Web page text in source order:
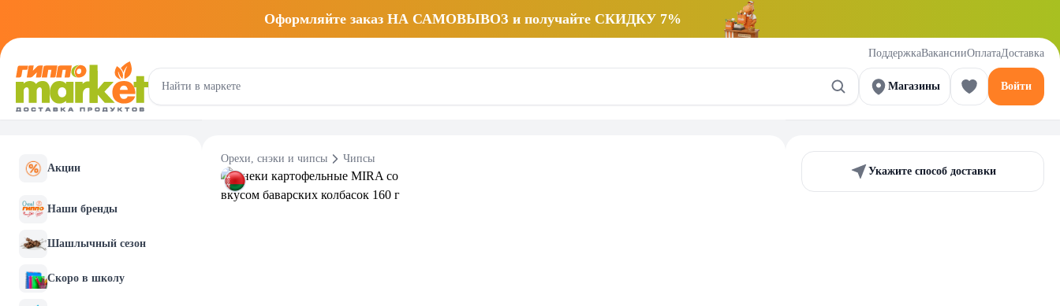
Оформляйте заказ НА САМОВЫВОЗ и получайте СКИДКУ 7%
ПоддержкаВакансииОплатаДоставка
Магазины Войти
Акции
Наши бренды
Шашлычный сезон
Скоро в школу
Орехи, снэки и чипсы Чипсы
Укажите способ доставки